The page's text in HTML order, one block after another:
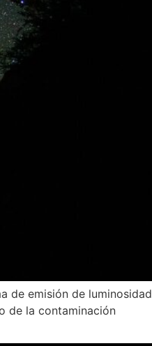
de emisión de luminosidad
de la contaminación